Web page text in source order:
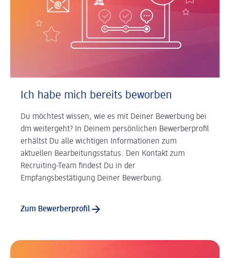
Ich habe mich bereits beworben
Du möchtest wissen, wie es mit Deiner Bewerbung bei
dm weitergeht? In Deinem persönlichen Bewerberprofil
erhältst Du alle wichtigen Informationen zum
aktuellen Bearbeitungsstatus. Den Kontakt zum
Recruiting-Team findest Du in der
Empfangsbestätigung Deiner Bewerbung.
Zum Bewerberprofil